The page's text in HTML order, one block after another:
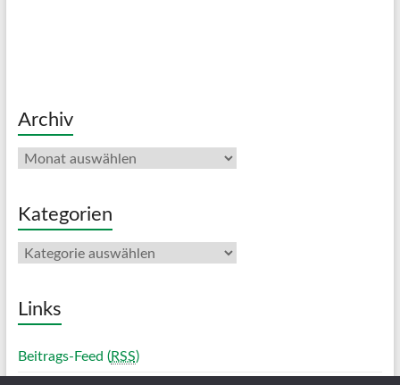
Archiv
Archiv
Kategorien
Kategorien
Links
Beitrags-Feed (RSS)